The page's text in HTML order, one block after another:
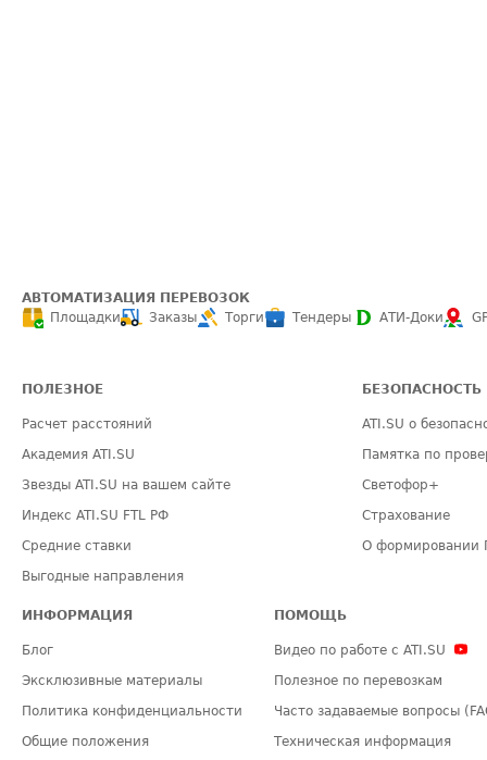
АВТОМАТИЗАЦИЯ ПЕРЕВОЗОК
Площадки
Заказы Торги Тендеры АТИ-Доки
ПОЛЕЗНОЕ
Расчет расстояний
Академия ATI.SU
Звезды ATI.SU на вашем сайте
Индекс ATI.SU FTL РФ
Средние ставки
Выгодные направления
БЕЗОПАСНОСТЬ
ATI.SU о
Памятка по
Светофор+
Страхование
О формировании
ИНФОРМАЦИЯ
Блог
Эксклюзивные материалы
Политика конфиденциальности
Общие положения
ПОМОЩЬ
Видео по работе с ATI.SU
Полезное по перевозкам
Часто задаваемые вопросы
Техническая информация